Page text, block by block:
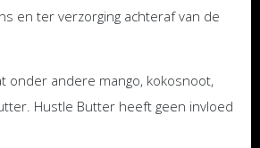
en ter verzorging achteraf van de
onder andere mango, kokosnoot,
Hustle Butter heeft geen invloed